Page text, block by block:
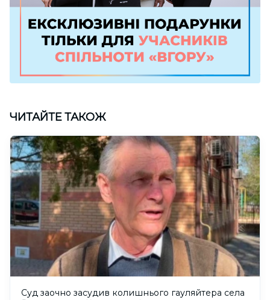
ЧИТАЙТЕ ТАКОЖ
Суд заочно засудив колишнього гауляйтера села